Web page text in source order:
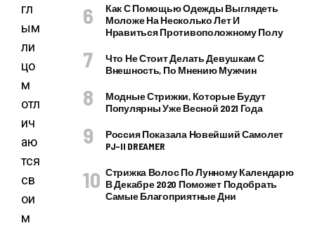
гл
ым
ли
цо
м
отл
ич
аю
тся
св
ои
м
Как С Помощью Одежды Выглядеть
Моложе На Несколько Лет И
Нравиться Противоположному Полу
Что Не Стоит Делать Девушкам С
Внешность, По Мнению Мужчин
Модные Стрижки, Которые Будут
Популярны Уже Весной 2021 Года
Россия Показала Новейший Самолет
PJ–II DREAMER
Стрижка Волос По Лунному Календарю
В Декабре 2020 Поможет Подобрать
Самые Благоприятные Дни